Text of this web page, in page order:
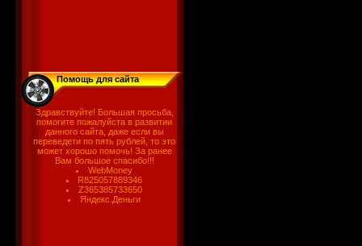
Помощь для сайта
Здравствуйте! Большая просьба,
помогите пожалуйста в развитии
данного сайта, даже если вы
переведети по пять рублей, то это
может хорошо помочь! За ранее
Вам большое спасибо!!!
WebMoney
R825057889346
Z365385733650
Яндекс.Деньги